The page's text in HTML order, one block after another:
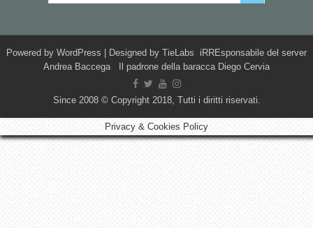
Powered by WordPress | Designed by TieLabs iRREsponsabile del server
Andrea Baccega Il padrone della baracca Diego Cervia
Since 2008 © Copyright 2018, Tutti i diritti riservati.
Privacy & Cookies Policy